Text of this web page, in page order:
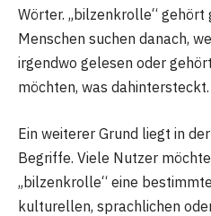
Wörter. „bilzenkrolle“ gehört
Menschen suchen danach,
irgendwo gelesen oder
möchten, was dahintersteckt.
Ein weiterer Grund liegt in
Begriffe. Viele Nutzer
„bilzenkrolle“ eine
kulturellen, sprachlichen